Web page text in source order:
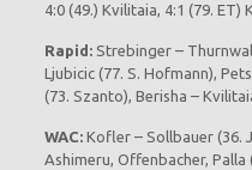
4:0 (49.) Kvilitaia, 4:1 (79. ET)
Rapid:Strebinger –
Ljubicic (77. S. Hofmann),
(73. Szanto), Berisha –
WAC:Kofler – Sollbauer (36.
Ashimeru, Offenbacher, Palla